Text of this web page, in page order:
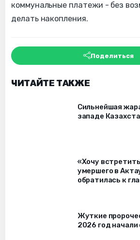
коммунальные платежи - без
делать накопления.
Поделиться
ЧИТАЙТЕ ТАКЖЕ
Сильнейшая
западе
«Хочу
умершего в
обратилась к
Жуткие
2026 год